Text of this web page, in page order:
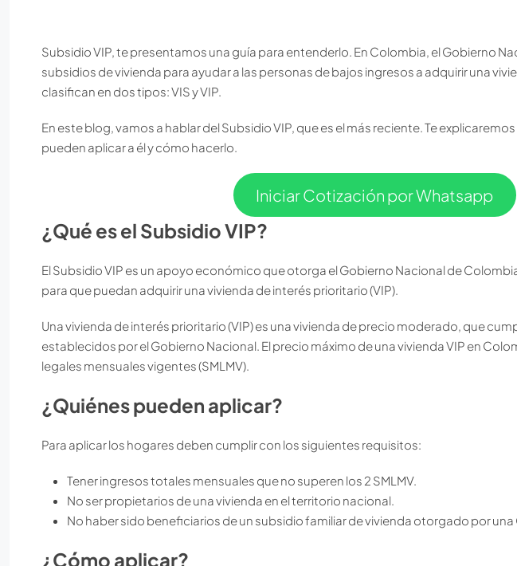
Subsidio VIP, te presentamos una guía para entenderlo. En Colombia, el Gobierno
subsidios de vivienda para ayudar a las personas de bajos ingresos a adquirir una
clasifican en dos tipos: VIS y VIP.
En este blog, vamos a hablar del Subsidio VIP, que es el más reciente. Te
pueden aplicar a él y cómo hacerlo.
Iniciar Cotización por Whatsapp
¿Qué es el Subsidio VIP?
El Subsidio VIP es un apoyo económico que otorga el Gobierno Nacional de
para que puedan adquirir una vivienda de interés prioritario (VIP).
Una vivienda de interés prioritario (VIP) es una vivienda de precio moderado, que
establecidos por el Gobierno Nacional. El precio máximo de una vivienda VIP en
legales mensuales vigentes (SMLMV).
¿Quiénes pueden aplicar?
Para aplicar los hogares deben cumplir con los siguientes requisitos:
Tener ingresos totales mensuales que no superen los 2 SMLMV.
No ser propietarios de una vivienda en el territorio nacional.
No haber sido beneficiarios de un subsidio familiar de vivienda otorgado por
¿Cómo aplicar?